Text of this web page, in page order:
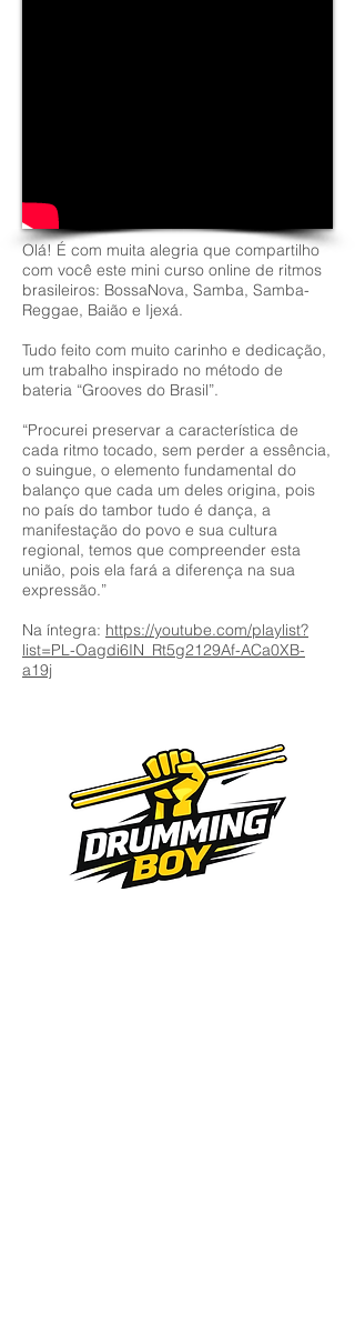
Olá! É com muita alegria que compartilho
com você este mini curso online de ritmos
brasileiros: BossaNova, Samba, Samba-
Reggae, Baião e Ijexá.
Tudo feito com muito carinho e dedicação,
um trabalho inspirado no método de
bateria “Grooves do Brasil”.
“Procurei preservar a característica de
cada ritmo tocado, sem perder a essência,
o suingue, o elemento fundamental do
balanço que cada um deles origina, pois
no país do tambor tudo é dança, a
manifestação do povo e sua cultura
regional, temos que compreender esta
união, pois ela fará a diferença na sua
expressão.”
Na íntegra: https://youtube.com/playlist?
list=PL-Oagdi6IN_Rt5g2129Af-ACa0XB-
a19j